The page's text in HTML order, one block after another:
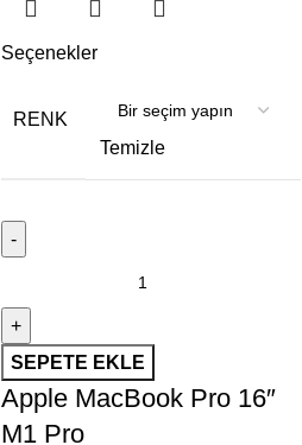
Seçenekler
RENK
Temizle
SEPETE EKLE
Apple MacBook Pro 16″
M1 Pro